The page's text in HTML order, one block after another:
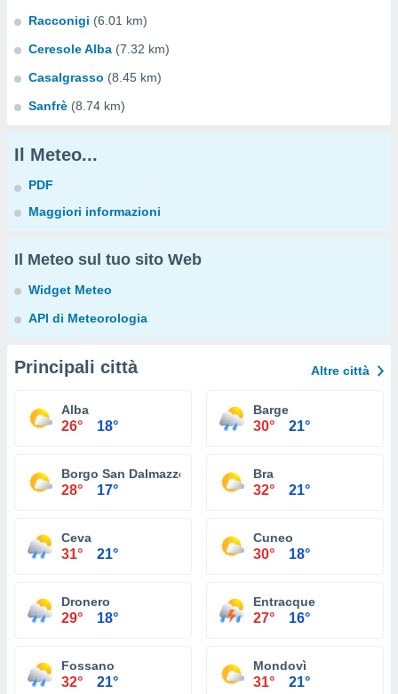
Racconigi (6.01 km)
Ceresole Alba (7.32 km)
Casalgrasso (8.45 km)
Sanfrè (8.74 km)
Il Meteo...
PDF
Maggiori informazioni
Il Meteo sul tuo sito Web
Widget Meteo
API di Meteorologia
Principali città Altre città
Alba
26° 18°
Barge
30° 21°
Borgo San Dalmazzo
28° 17°
Bra
32° 21°
Ceva
31° 21°
Cuneo
30° 18°
Dronero
29° 18°
Entracque
27° 16°
Fossano
32° 21°
Mondovì
31° 21°